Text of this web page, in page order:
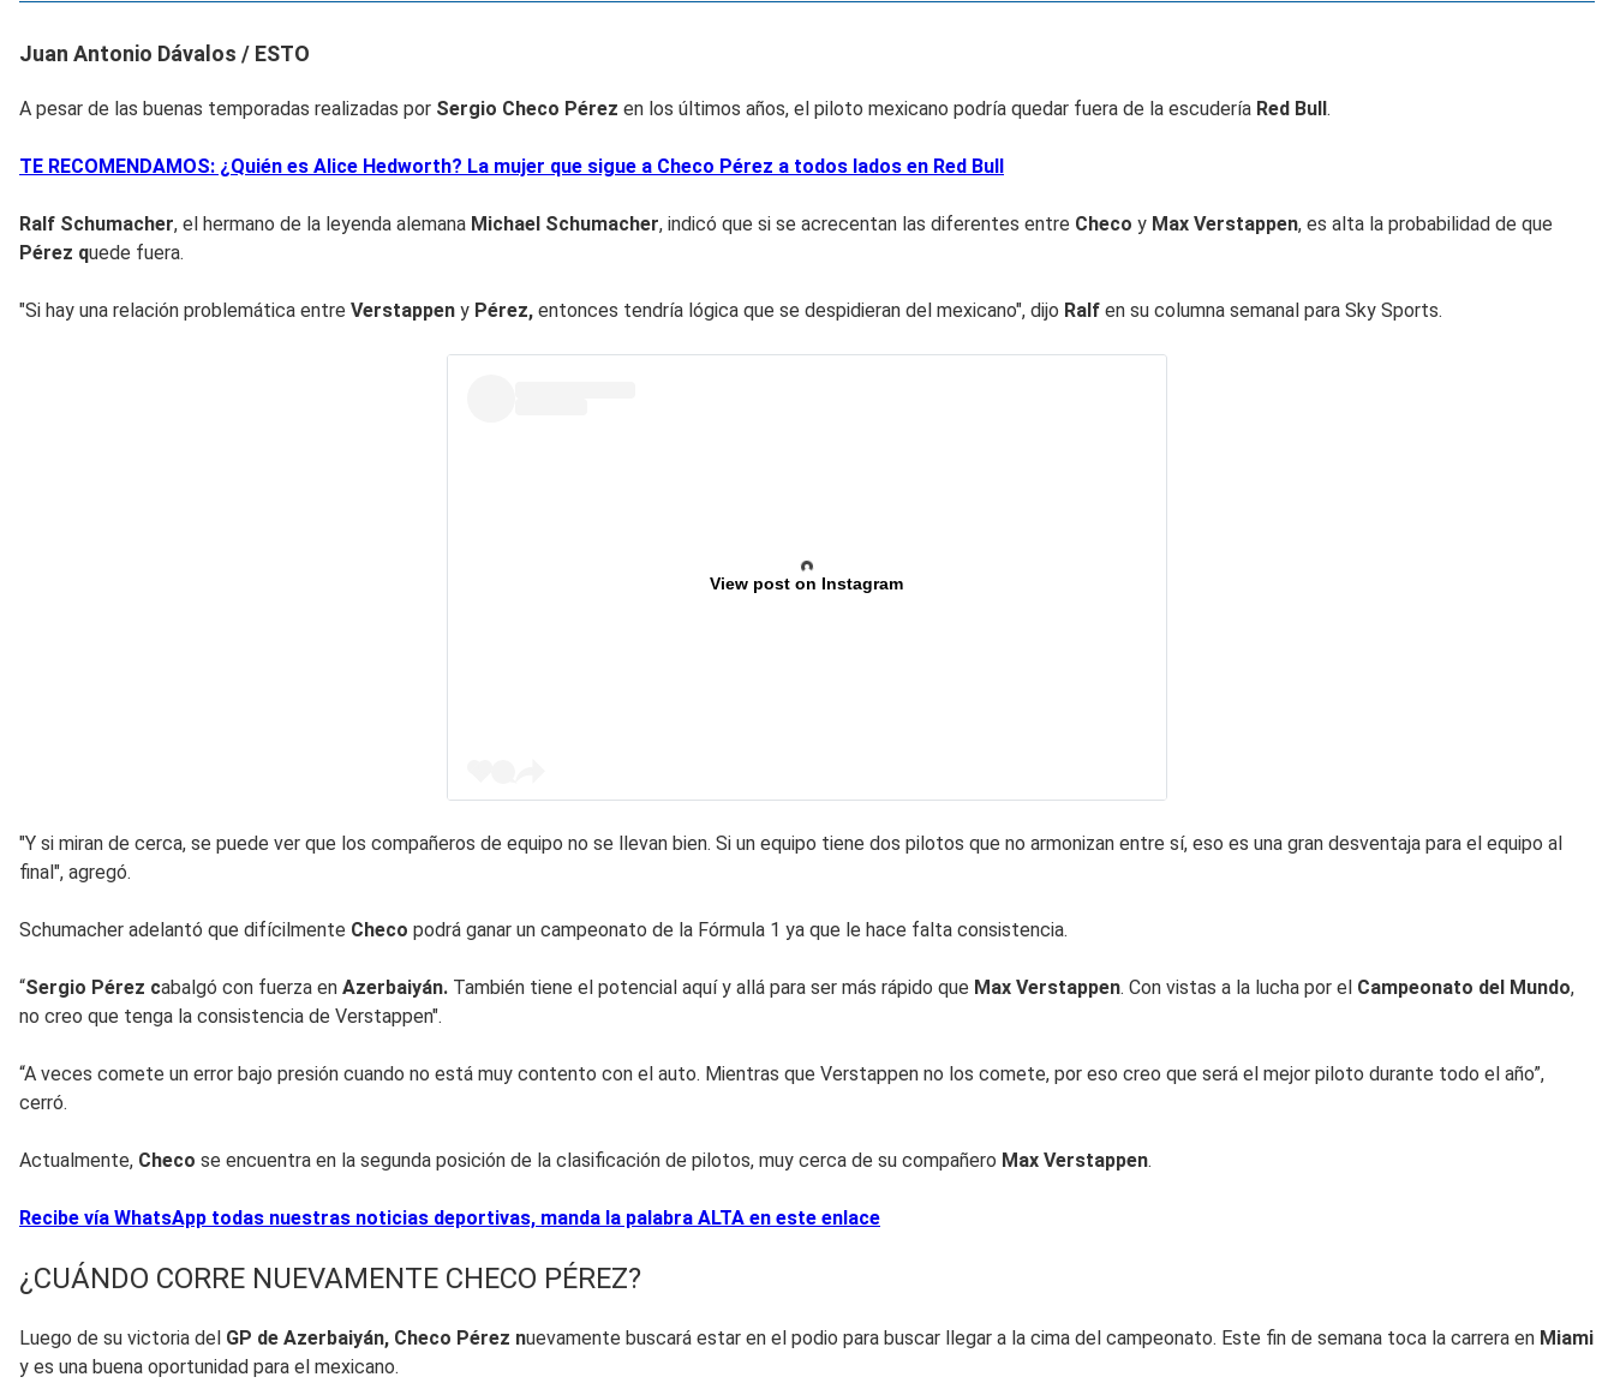
Juan Antonio Dávalos / ESTO
A pesar de las buenas temporadas realizadas por Sergio Checo Pérez en los últimos años, el piloto mexicano podría quedar fuera de la escudería Red Bull.
TE RECOMENDAMOS: ¿Quién es Alice Hedworth? La mujer que sigue a Checo Pérez a todos lados en Red Bull
Ralf Schumacher, el hermano de la leyenda alemana Michael Schumacher, indicó que si se acrecentan las diferentes entre Checo y Max Verstappen, es alta la probabilidad de que
Pérez quede fuera.
"Si hay una relación problemática entre Verstappen y Pérez, entonces tendría lógica que se despidieran del mexicano", dijo Ralf en su columna semanal para Sky Sports.
View post on Instagram
"Y si miran de cerca, se puede ver que los compañeros de equipo no se llevan bien. Si un equipo tiene dos pilotos que no armonizan entre sí, eso es una gran desventaja para el equipo al
final", agregó.
Schumacher adelantó que difícilmente Checo podrá ganar un campeonato de la Fórmula 1 ya que le hace falta consistencia.
“Sergio Pérez cabalgó con fuerza en Azerbaiyán. También tiene el potencial aquí y allá para ser más rápido que Max Verstappen. Con vistas a la lucha por el Campeonato del Mundo,
no creo que tenga la consistencia de Verstappen".
“A veces comete un error bajo presión cuando no está muy contento con el auto. Mientras que Verstappen no los comete, por eso creo que será el mejor piloto durante todo el año”,
cerró.
Actualmente, Checo se encuentra en la segunda posición de la clasificación de pilotos, muy cerca de su compañero Max Verstappen.
Recibe vía WhatsApp todas nuestras noticias deportivas, manda la palabra ALTA en este enlace
¿CUÁNDO CORRE NUEVAMENTE CHECO PÉREZ?
Luego de su victoria del GP de Azerbaiyán, Checo Pérez nuevamente buscará estar en el podio para buscar llegar a la cima del campeonato. Este fin de semana toca la carrera en Miami
y es una buena oportunidad para el mexicano.